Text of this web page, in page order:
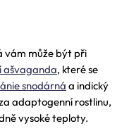
vám může být při
ašvaganda, které se
snodárná a indický
adaptogenní rostlinu,
vysoké teploty.